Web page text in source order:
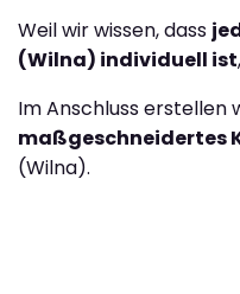
Weil wir wissen, dass
(Wilna) individuell ist
Im Anschluss erstellen
maßgeschneidertes
(Wilna).